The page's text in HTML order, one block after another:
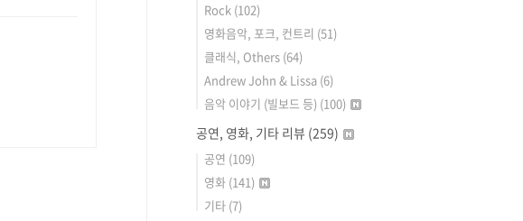
Rock (102)
영화음악, 포크, 컨트리 (51)
클래식, Others (64)
Andrew John & Lissa (6)
음악 이야기 (빌보드 등) (100)
공연, 영화, 기타 리뷰 (259)
공연 (109)
영화 (141)
기타 (7)